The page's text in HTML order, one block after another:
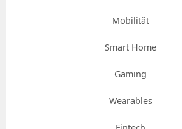
Mobilität
Smart Home
Gaming
Wearables